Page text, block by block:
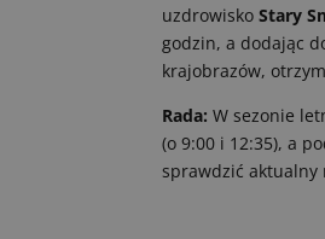
uzdrowiskoStary
godzin, a dodając
krajobrazów,
Rada: W sezonie
(o 9:00 i 12:35), a
sprawdzić aktualny